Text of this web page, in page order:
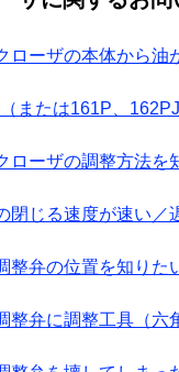
ローザの本体から油
または161P、
ローザの調整方法を
閉じる速度が速い／
整弁の位置を知りた
整弁に調整工具（六